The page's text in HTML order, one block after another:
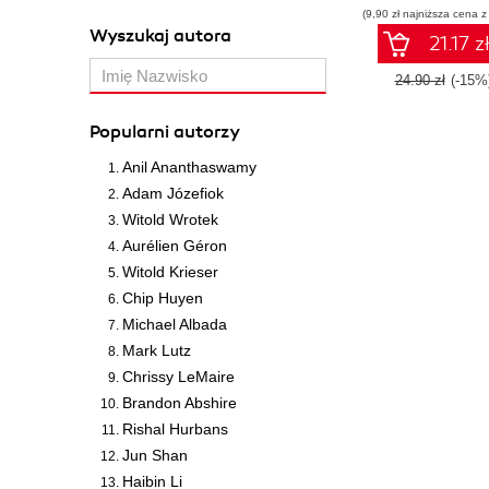
Wyszukaj autora
Popularni autorzy
Anil Ananthaswamy
Adam Józefiok
Witold Wrotek
Aurélien Géron
Witold Krieser
Chip Huyen
Michael Albada
Mark Lutz
Chrissy LeMaire
Brandon Abshire
Rishal Hurbans
Jun Shan
Haibin Li
(9,90 zł najniższa cena
21.17 zł
24.90 zł (-